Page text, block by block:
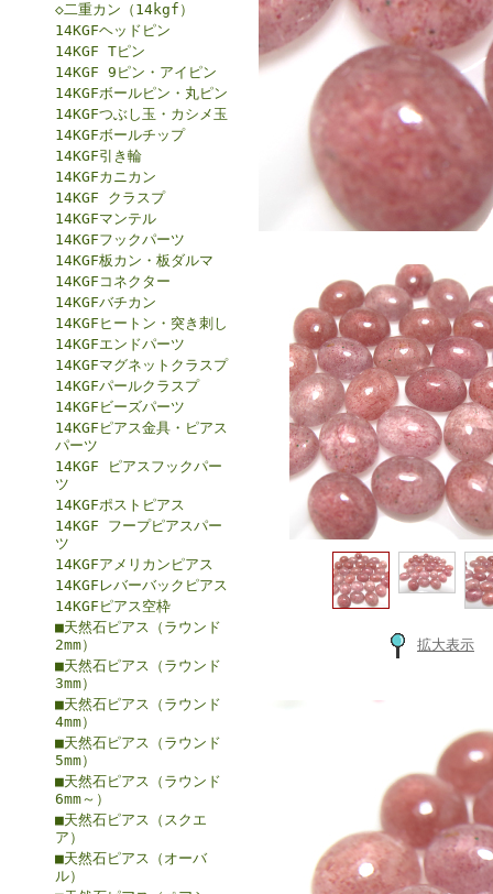
◇二重カン（14kgf）
14KGFヘッドピン
14KGF Tピン
14KGF 9ピン・アイピン
14KGFボールピン・丸ピン
14KGFつぶし玉・カシメ玉
14KGFボールチップ
14KGF引き輪
14KGFカニカン
14KGF クラスプ
14KGFマンテル
14KGFフックパーツ
14KGF板カン・板ダルマ
14KGFコネクター
14KGFバチカン
14KGFヒートン・突き刺し
14KGFエンドパーツ
14KGFマグネットクラスプ
14KGFパールクラスプ
14KGFビーズパーツ
14KGFピアス金具・ピアス
パーツ
14KGF ピアスフックパー
ツ
14KGFポストピアス
14KGF フープピアスパー
ツ
14KGFアメリカンピアス
14KGFレバーバックピアス
14KGFピアス空枠
■天然石ピアス（ラウンド
2mm）
■天然石ピアス（ラウンド
3mm）
■天然石ピアス（ラウンド
4mm）
■天然石ピアス（ラウンド
5mm）
■天然石ピアス（ラウンド
6mm～）
■天然石ピアス（スクエ
ア）
■天然石ピアス（オーバ
ル）
拡大表示